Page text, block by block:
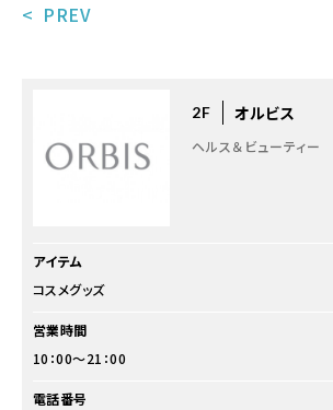
< PREV
2F オルビス
ヘルス＆ビューティー
アイテム
コスメグッズ
営業時間
10：00～21：00
電話番号